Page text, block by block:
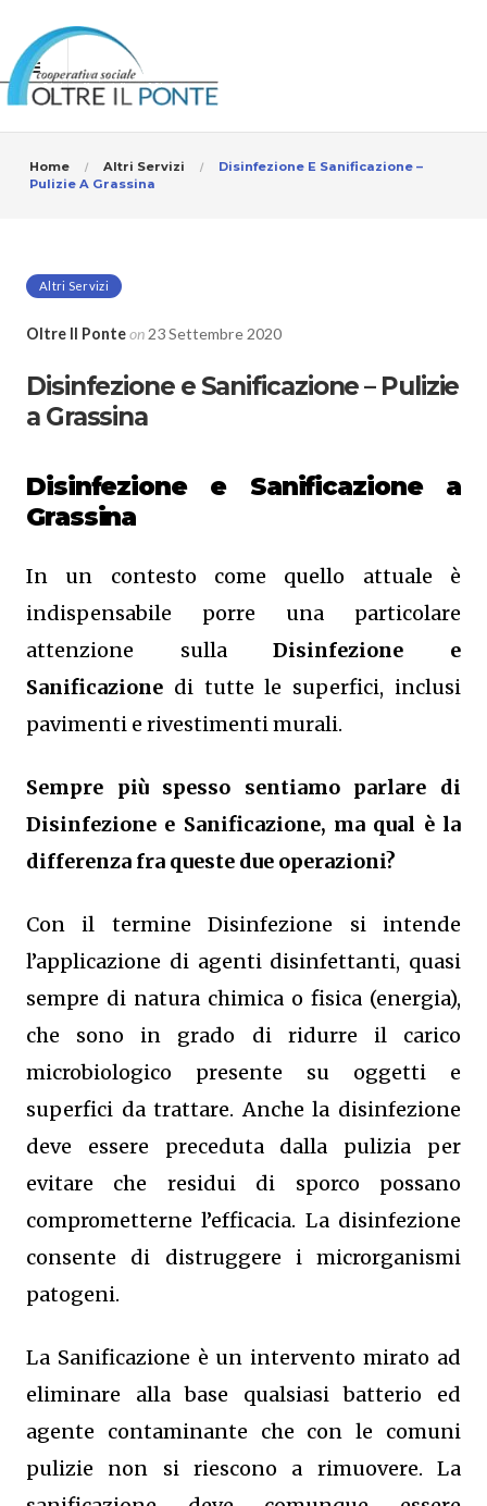
Home Altri Servizi
Disinfezione E Sanificazione –
Pulizie A Grassina
Altri Servizi
Oltre Il Ponteon23 Settembre 2020
Disinfezione e Sanificazione – Pulizie
a Grassina
Disinfezione e Sanificazione a
Grassina
In un contesto come quello attuale è
indispensabile porre una particolare
attenzione sullaDisinfezione e
Sanificazione di tutte le superfici, inclusi
pavimenti e rivestimenti murali.
Sempre più spesso sentiamo parlare di
Disinfezione e Sanificazione, ma qual è la
differenza fra queste due operazioni?
Con il termine Disinfezione si intende
l’applicazione di agenti disinfettanti, quasi
sempre di natura chimica o fisica (energia),
che sono in grado di ridurre il carico
microbiologico presente su oggetti e
superfici da trattare. Anche la disinfezione
deve essere preceduta dalla pulizia per
evitare che residui di sporco possano
comprometterne l’efficacia. La disinfezione
consente di distruggere i microrganismi
patogeni.
La Sanificazione è un intervento mirato ad
eliminare alla base qualsiasi batterio ed
agente contaminante che con le comuni
pulizie non si riescono a rimuovere. La